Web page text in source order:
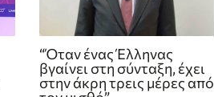
“Όταν ένας Έλληνας
βγαίνει στη σύνταξη, έχει
στην άκρη τρεις μέρες από